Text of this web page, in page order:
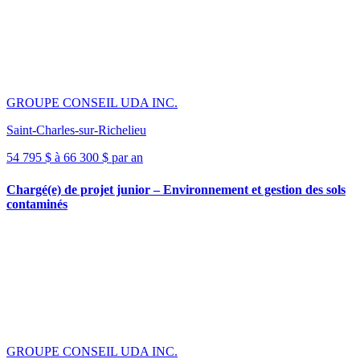
GROUPE CONSEIL UDA INC.
Saint-Charles-sur-Richelieu
54 795 $ à 66 300 $ par an
Chargé(e) de projet junior – Environnement et gestion des sols
contaminés
GROUPE CONSEIL UDA INC.